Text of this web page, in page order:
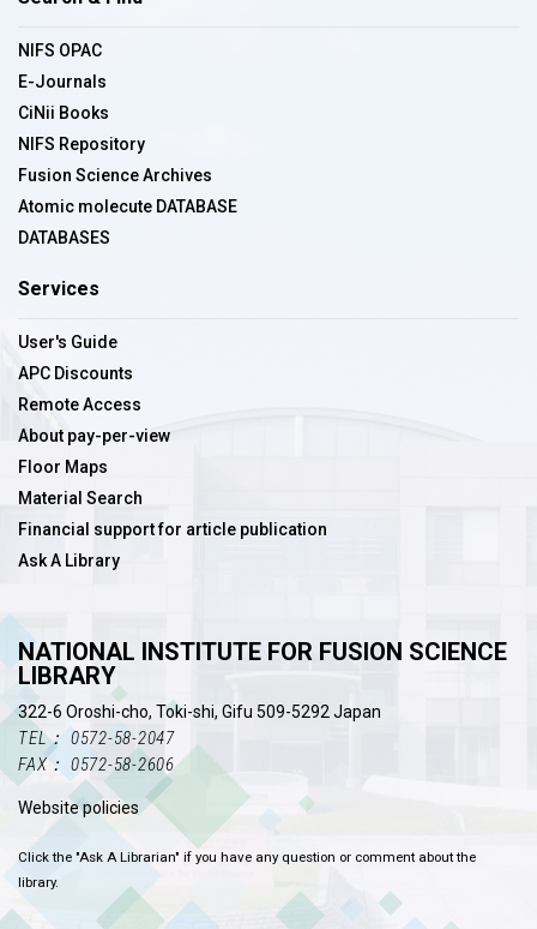
NIFS OPAC
E-Journals
CiNii Books
NIFS Repository
Fusion Science Archives
Atomic molecute DATABASE
DATABASES
Services
User's Guide
APC Discounts
Remote Access
About pay-per-view
Floor Maps
Material Search
Financial support for article publication
Ask A Library
NATIONAL INSTITUTE FOR FUSION SCIENCE
LIBRARY
322-6 Oroshi-cho, Toki-shi, Gifu 509-5292 Japan
TEL： 0572-58-2047
FAX： 0572-58-2606
Website policies
Click the "Ask A Librarian" if you have any question or comment about the
library.